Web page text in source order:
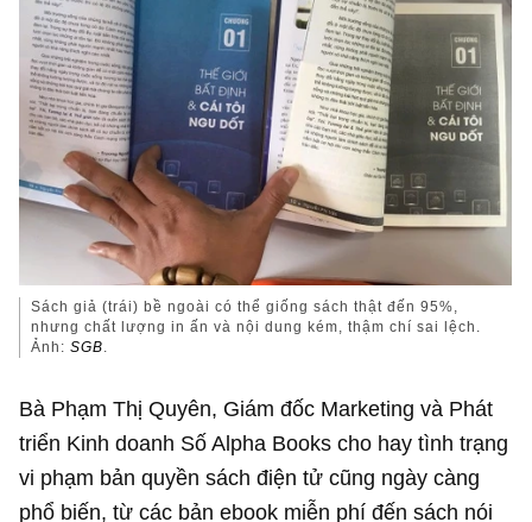
Sách giả (trái) bề ngoài có thể giống sách thật đến 95%,
nhưng chất lượng in ấn và nội dung kém, thậm chí sai lệch.
Ảnh:SGB.
Bà Phạm Thị Quyên, Giám đốc Marketing và Phát
triển Kinh doanh Số Alpha Books cho hay tình trạng
vi phạm bản quyền sách điện tử cũng ngày càng
phổ biến, từ các bản ebook miễn phí đến sách nói